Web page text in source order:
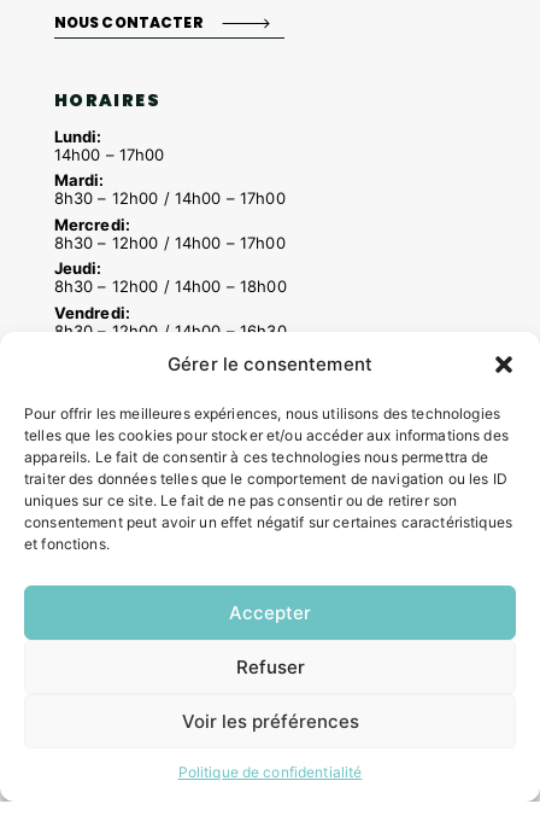
Gérer le consentement
Pour offrir les meilleures expériences, nous utilisons des technologies
telles que les cookies pour stocker et/ou accéder aux informations des
appareils. Le fait de consentir à ces technologies nous permettra de
traiter des données telles que le comportement de navigation ou les ID
uniques sur ce site. Le fait de ne pas consentir ou de retirer son
consentement peut avoir un effet négatif sur certaines caractéristiques
et fonctions.
Accepter
Refuser
Voir les préférences
Politique de confidentialité
NOUS CONTACTER
HORAIRES
Lundi:
14h00 – 17h00
Mardi:
8h30 – 12h00 / 14h00 – 17h00
Mercredi:
8h30 – 12h00 / 14h00 – 17h00
Jeudi:
8h30 – 12h00 / 14h00 – 18h00
Vendredi:
8h30 – 12h00 / 14h00 – 16h30
ACCÉS RAPIDES
Contacter la mairie
Pôle santé
Le Saucatais
Formalités administratives
Restauration scolaire
INFORMATIONS LÉGALES
Politique de confidentialité